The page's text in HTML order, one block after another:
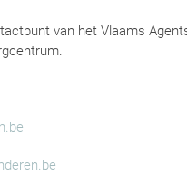
van het Vlaams